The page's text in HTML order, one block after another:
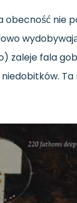
obecność nie
zaleje fala